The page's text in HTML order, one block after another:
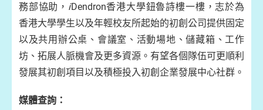
務部協助， iDendron香港大學鈕魯詩樓一樓，志於為
香港大學學生以及年輕校友所起始的初創公司提供固定
以及共用辦公桌、會議室、活動場地、儲藏箱、工作
坊、拓展人脈機會及更多資源。有望各個隊伍可更順利
發展其初創項目以及積極投入初創企業發展中心社群。
媒體查詢：